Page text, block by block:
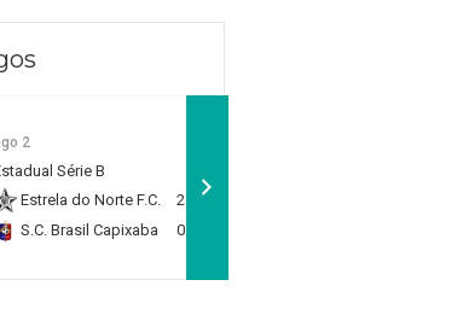
2
Série B
Estrela do Norte F.C.
2
S.C. Brasil Capixaba
0